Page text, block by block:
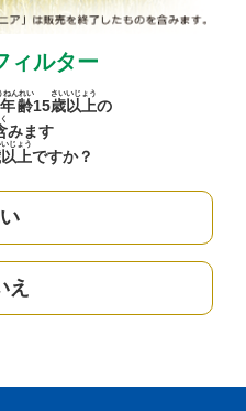
ィルター
齢
ねんれい
15歳
さい
以上
いじょう
の
みます
以上
いじょう
ですか？
え